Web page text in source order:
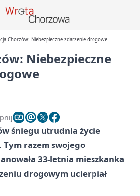
Chorzów: Niebezpieczne zdarzenie drogowe
Niebezpieczne
śniegu utrudnia życie
Tym razem swojego
33-letnia mieszkanka
drogowym ucierpiał